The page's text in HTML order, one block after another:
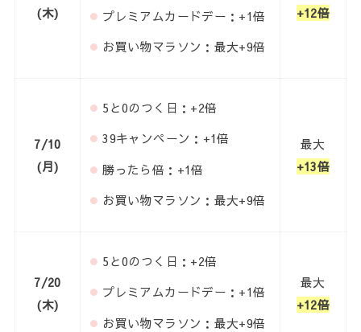
(木)
プレミアムカードデー：+1倍
お買い物マラソン：最大+9倍
+12倍
7/10
(月)
5と0のつく日：+2倍
39キャンペーン：+1倍
勝ったら倍：+1倍
お買い物マラソン：最大+9倍
最大
+13倍
7/20
(木)
5と0のつく日：+2倍
プレミアムカードデー：+1倍
お買い物マラソン：最大+9倍
最大
+12倍